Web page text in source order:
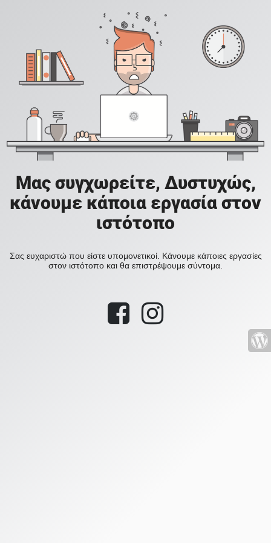
Μας συγχωρείτε, Δυστυχώς,
κάνουμε κάποια εργασία στον
ιστότοπο
Σας ευχαριστώ που είστε υπομονετικοί. Κάνουμε κάποιες εργασίες
στον ιστότοπο και θα επιστρέψουμε σύντομα.